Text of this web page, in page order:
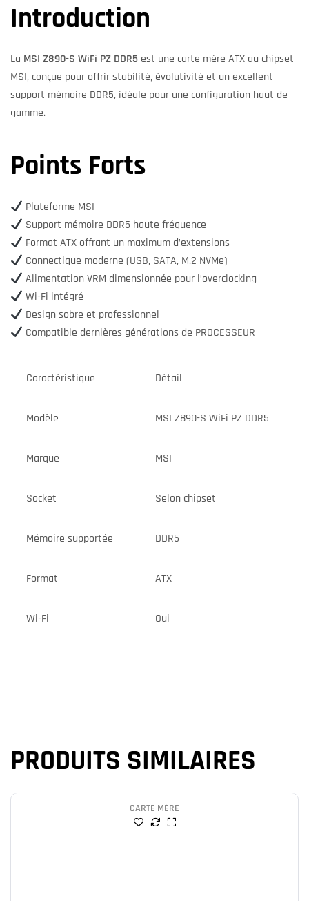
Introduction
La MSI Z890-S WiFi PZ DDR5 est une carte mère ATX au chipset
MSI, conçue pour offrir stabilité, évolutivité et un excellent
support mémoire DDR5, idéale pour une configuration haut de
gamme.
Points Forts
Plateforme MSI
Support mémoire DDR5 haute fréquence
Format ATX offrant un maximum d’extensions
Connectique moderne (USB, SATA, M.2 NVMe)
Alimentation VRM dimensionnée pour l’overclocking
Wi-Fi intégré
Design sobre et professionnel
Compatible dernières générations de PROCESSEUR
Caractéristique Détail
Modèle MSI Z890-S WiFi PZ DDR5
Marque MSI
Socket Selon chipset
Mémoire supportée DDR5
Format ATX
Wi-Fi Oui
PRODUITS SIMILAIRES
CARTE MÈRE